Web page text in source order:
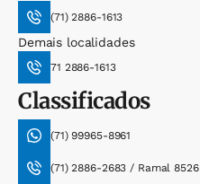
(71) 2886-1613
Demais localidades
71 2886-1613
Classificados
(71) 99965-8961
(71) 2886-2683 / Ramal 8526